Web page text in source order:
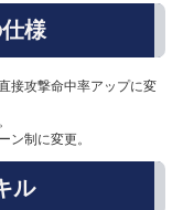
様
接攻撃命中率アップに変
ン制に変更。
ル